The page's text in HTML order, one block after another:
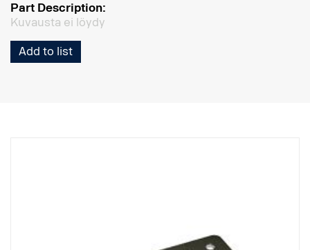
Part Description:
Kuvausta ei löydy
Add to list